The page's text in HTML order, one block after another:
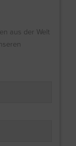
aus der Welt